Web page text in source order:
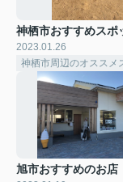
神栖市おすすめスポ
2023.01.26
神栖市周辺のオススメ
旭市おすすめのお店